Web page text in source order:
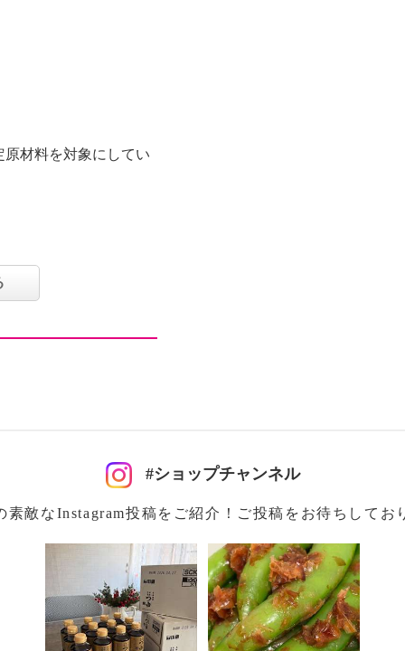
材料を対象にしてい
かつお節を通じた商
０日間
#ショップチャンネル
素敵なInstagram投稿をご紹介！ご投稿をお待ちしてお